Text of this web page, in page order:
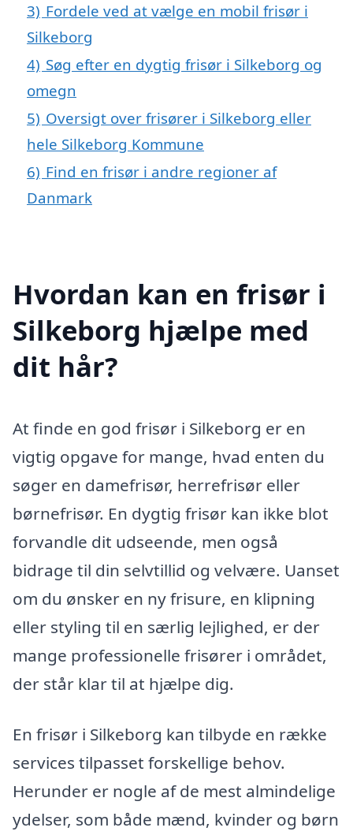
3) Fordele ved at vælge en mobil frisør i
Silkeborg
4) Søg efter en dygtig frisør i Silkeborg og
omegn
5) Oversigt over frisører i Silkeborg eller
hele Silkeborg Kommune
6) Find en frisør i andre regioner af
Danmark
Hvordan kan en frisør i
Silkeborg hjælpe med
dit hår?
At finde en god frisør i Silkeborg er en
vigtig opgave for mange, hvad enten du
søger en damefrisør, herrefrisør eller
børnefrisør. En dygtig frisør kan ikke blot
forvandle dit udseende, men også
bidrage til din selvtillid og velvære. Uanset
om du ønsker en ny frisure, en klipning
eller styling til en særlig lejlighed, er der
mange professionelle frisører i området,
der står klar til at hjælpe dig.
En frisør i Silkeborg kan tilbyde en række
services tilpasset forskellige behov.
Herunder er nogle af de mest almindelige
ydelser, som både mænd, kvinder og børn